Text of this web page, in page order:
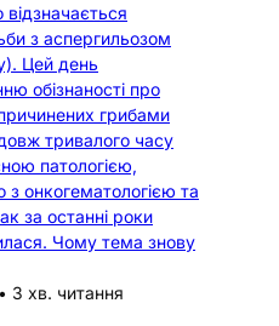
з аспергильозом
Цей день
обізнаності про
грибами
тривалого часу
патологією,
онкогематологією та
за останні роки
Чому тема знову
• 3 хв. читання